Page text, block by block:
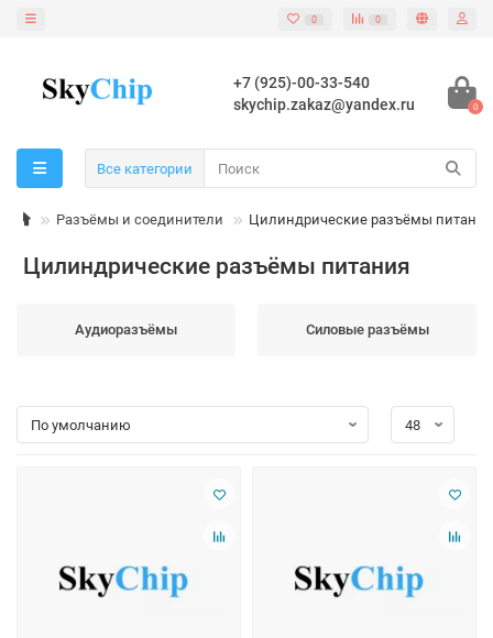
0 0
+7 (925)-00-33-540
skychip.zakaz@yandex.ru
0
Все категории
Разъёмы и соединители Цилиндрические разъёмы питания
Цилиндрические разъёмы питания
Аудиоразъёмы Силовые разъёмы